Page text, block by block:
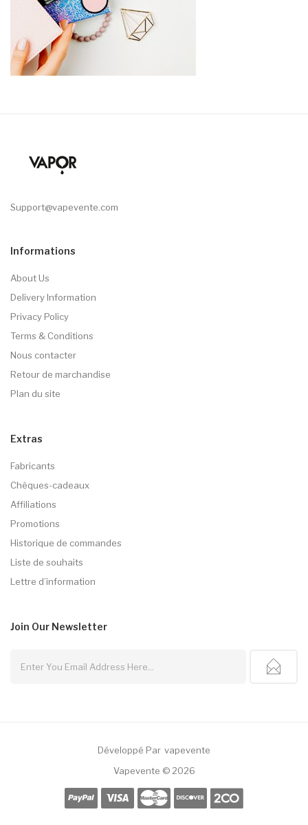
Support@vapevente.com
Informations
About Us
Delivery Information
Privacy Policy
Terms & Conditions
Nous contacter
Retour de marchandise
Plan du site
Extras
Fabricants
Chèques-cadeaux
Affiliations
Promotions
Historique de commandes
Liste de souhaits
Lettre d’information
Join Our Newsletter
Développé Par Vapevente
Vapevente © 2026